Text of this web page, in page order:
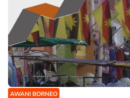
AWANI BORNEO